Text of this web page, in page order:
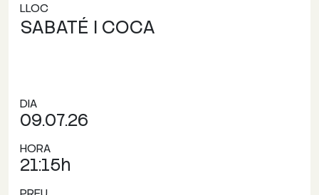
LLOC
SABATÉ I COCA
DIA
09.07.26
HORA
21:15h